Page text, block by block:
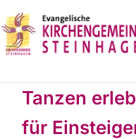
Tanzen
für